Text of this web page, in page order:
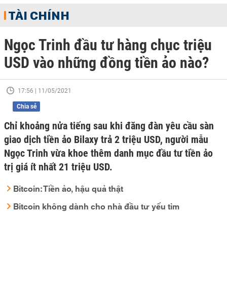
TÀI CHÍNH
Ngọc Trinh đầu tư hàng chục triệu
USD vào những đồng tiền ảo nào?
17:56 | 11/05/2021
Chia sẻ
Chỉ khoảng nửa tiếng sau khi đăng đàn yêu cầu sàn
giao dịch tiền ảo Bilaxy trả 2 triệu USD, người mẫu
Ngọc Trinh vừa khoe thêm danh mục đầu tư tiền ảo
trị giá ít nhất 21 triệu USD.
Bitcoin: Tiền ảo, hậu quả thật
Bitcoin không dành cho nhà đầu tư yếu tim